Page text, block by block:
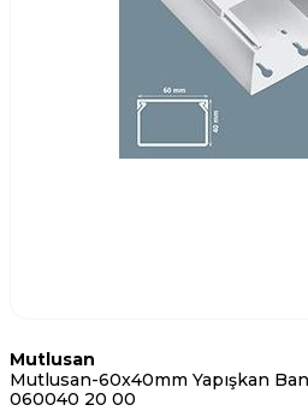
Mutlusan
Mutlusan-60x40mm Yapışkan
060040 20 00